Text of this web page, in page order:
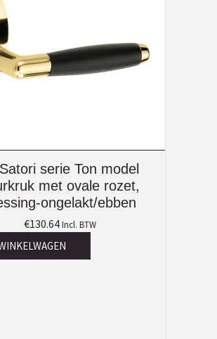
serie Ton model
met ovale rozet,
ongelakt/ebben
€130.64 Incl. BTW